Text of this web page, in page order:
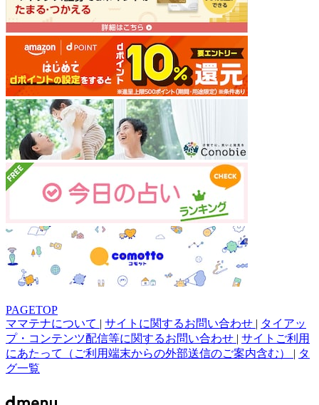
PAGETOP
ママテナについて | サイトに関するお問い合わせ | タイアッ
プ・コンテンツ配信等に関するお問い合わせ | サイトご利用
にあたって（ご利用端末からの外部送信のご案内含む） | タ
グ一覧